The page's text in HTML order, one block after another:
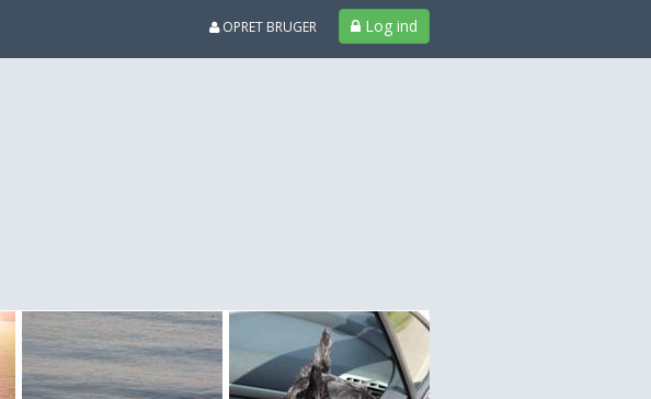
Log ind
OPRET BRUGER